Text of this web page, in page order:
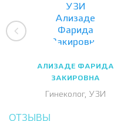
АЛИЗАДЕ ФАРИДА
ЗАКИРОВНА
Гинеколог, УЗИ
ОТЗЫВЫ